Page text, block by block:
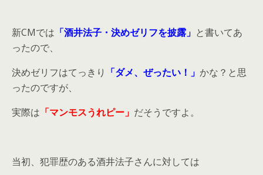
新CMでは 「酒井法子・決めゼリフを披露」 と書いてあ
ったので、
決めゼリフはてっきり 「ダメ、ぜったい！」 かな？と思
ったのですが、
実際は 「マンモスうれピー」 だそうですよ。
当初、犯罪歴のある酒井法子さんに対しては